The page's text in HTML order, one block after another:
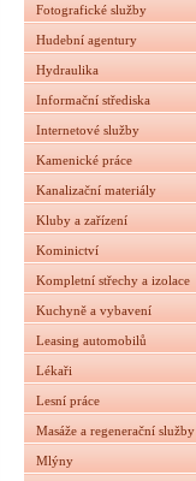
Fotografické služby
Hudební agentury
Hydraulika
Informační střediska
Internetové služby
Kamenické práce
Kanalizační materiály
Kluby a zařízení
Kominictví
Kompletní střechy a izolace
Kuchyně a vybavení
Leasing automobilů
Lékaři
Lesní práce
Masáže a regenerační služby
Mlýny